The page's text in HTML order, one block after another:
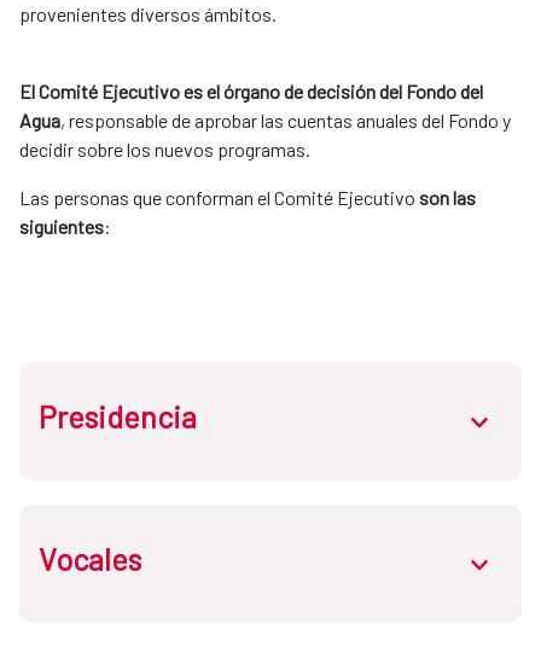
provenientes diversos ámbitos.
El Comité Ejecutivo es el órgano de decisión del Fondo del
Agua, responsable de aprobar las cuentas anuales del Fondo y
decidir sobre los nuevos programas.
Las personas que conforman el Comité Ejecutivo son las
siguientes:
Presidencia
Presidencia
Vocales